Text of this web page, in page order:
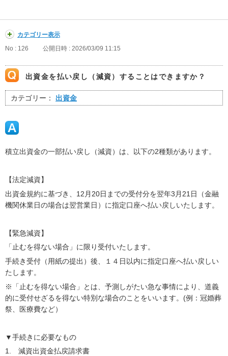
カテゴリー表示
No : 126
公開日時 : 2026/03/09 11:15
出資金を払い戻し（減資）することはできますか？
カテゴリー： 出資金
積立出資金の一部払い戻し（減資）は、以下の2種類があります。
【法定減資】
出資金規約に基づき、12月20日までの受付分を翌年3月21日（金融
機関休業日の場合は翌営業日）に指定口座へ払い戻しいたします。
【緊急減資】
「止むを得ない場合」に限り受付いたします。
手続き受付（用紙の提出）後、１４日以内に指定口座へ払い戻しい
たします。
※「止むを得ない場合」とは、予測しがたい急な事情により、道義
的に受付せざるを得ない特別な場合のことをいいます。(例：冠婚葬
祭、医療費など）
▼手続きに必要なもの
1. 減資出資金払戻請求書